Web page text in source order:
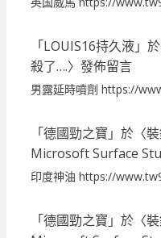
「LOUIS16持久液」
殺了….〉發佈留言
男露延時噴劑 https://
「德國勁之寶 」於〈
Microsoft Surface
印度神油 https://
「德國勁之寶 」於〈